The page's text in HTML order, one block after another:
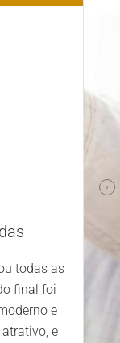
equipa